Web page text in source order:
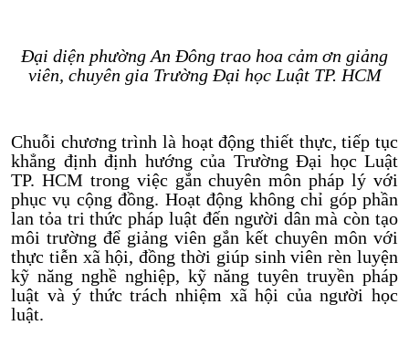
Đại diện phường An Đông trao hoa cảm ơn giảng
viên, chuyên gia Trường Đại học Luật TP. HCM
Chuỗi chương trình là hoạt động thiết thực, tiếp tục
khẳng định định hướng của Trường Đại học Luật
TP. HCM trong việc gắn chuyên môn pháp lý với
phục vụ cộng đồng. Hoạt động không chỉ góp phần
lan tỏa tri thức pháp luật đến người dân mà còn tạo
môi trường để giảng viên gắn kết chuyên môn với
thực tiễn xã hội, đồng thời giúp sinh viên rèn luyện
kỹ năng nghề nghiệp, kỹ năng tuyên truyền pháp
luật và ý thức trách nhiệm xã hội của người học
luật.